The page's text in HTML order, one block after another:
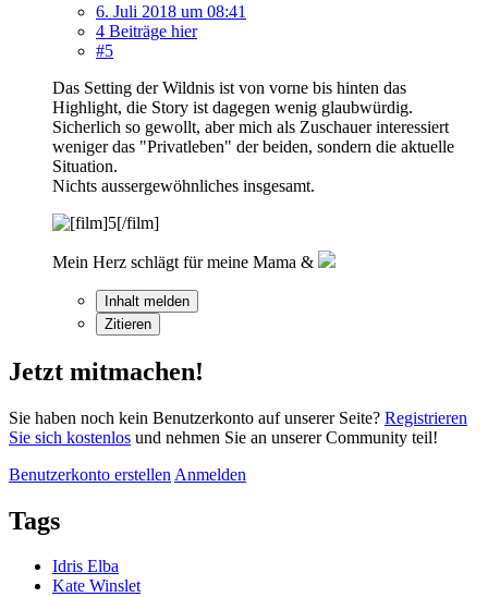
6. Juli 2018 um 08:41
4 Beiträge hier
#5
Das Setting der Wildnis ist von vorne bis hinten das
Highlight, die Story ist dagegen wenig glaubwürdig.
Sicherlich so gewollt, aber mich als Zuschauer interessiert
weniger das "Privatleben" der beiden, sondern die aktuelle
Situation.
Nichts aussergewöhnliches insgesamt.
Mein Herz schlägt für meine Mama &
Inhalt melden
Zitieren
Jetzt mitmachen!
Sie haben noch kein Benutzerkonto auf unserer Seite? Registrieren
Sie sich kostenlos und nehmen Sie an unserer Community teil!
Benutzerkonto erstellen Anmelden
Tags
Idris Elba
Kate Winslet